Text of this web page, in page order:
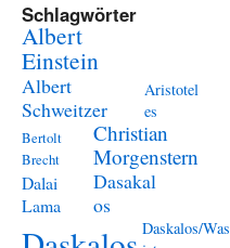
Schlagwörter
Albert
Einstein
Albert
Schweitzer
Aristotel
es
Bertolt
Brecht
Christian
Morgenstern
Dalai
Lama
Dasakal
os
Daskalos/Was